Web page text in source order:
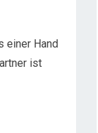
einer Hand
ist